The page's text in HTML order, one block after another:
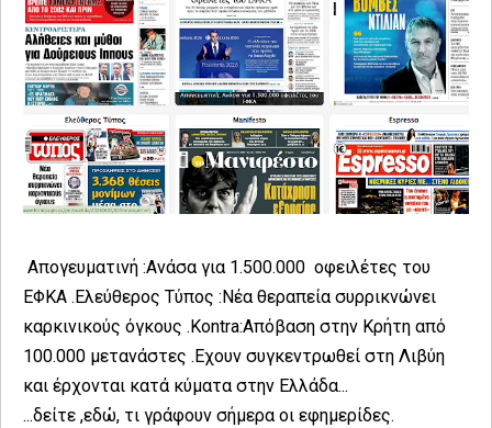
Απογευματινή :Ανάσα για 1.500.000 οφειλέτες του
ΕΦΚΑ .Ελεύθερος Τύπος :Νέα θεραπεία συρρικνώνει
καρκινικούς όγκους .Kontra:Απόβαση στην Κρήτη από
100.000 μετανάστες .Εχουν συγκεντρωθεί στη Λιβύη
και έρχονται κατά κύματα στην Ελλάδα...
...δείτε ,εδώ, τι γράφουν σήμερα οι εφημερίδες.